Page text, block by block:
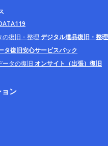
の復旧・整理 デジタル遺品復旧・整理
タ復旧安心サービスパック
ータの復旧 オンサイト（出張）復旧
ン